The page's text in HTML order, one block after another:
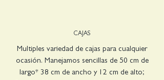
CAJAS
Multiples variedad de cajas para cualquier
ocasión. Manejamos sencillas de 50 cm de
largo* 38 cm de ancho y 12 cm de alto;